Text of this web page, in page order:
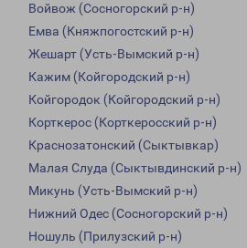
Войвож (Сосногорский р-н)
Емва (Княжпогостский р-н)
Жешарт (Усть-Вымский р-н)
Кажим (Койгородский р-н)
Койгородок (Койгородский р-н)
Корткерос (Корткеросский р-н)
Краснозатонский (Сыктывкар)
Малая Слуда (Сыктывдинский р-н)
Микунь (Усть-Вымский р-н)
Нижний Одес (Сосногорский р-н)
Ношуль (Прилузский р-н)